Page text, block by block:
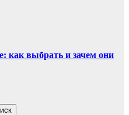
как выбрать и зачем они